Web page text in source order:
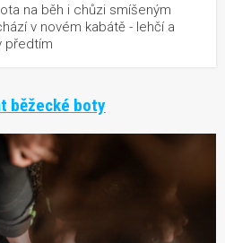
na běh i chůzi smíšeným
v novém kabátě - lehčí a
předtím
běžecké boty